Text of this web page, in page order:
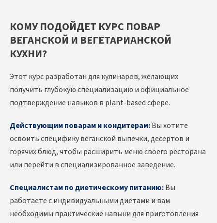
КОМУ ПОДОЙДЕТ КУРС ПОВАР
ВЕГАНСКОЙ И ВЕГЕТАРИАНСКОЙ
КУХНИ?
Этот курс разработан для кулинаров, желающих
получить глубокую специализацию и официальное
подтверждение навыков в plant-based сфере.
Действующим поварам и кондитерам:Вы хотите
освоить специфику веганской выпечки, десертов и
горячих блюд, чтобы расширить меню своего ресторана
или перейти в специализированное заведение.
Специалистам по диетическому питанию:Вы
работаете с индивидуальными диетами и вам
необходимы практические навыки для приготовления